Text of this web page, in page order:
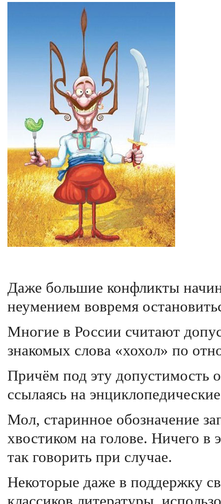
Даже большие конфликты
неумением вовремя
Многие в России считают
знакомых слова «хохол» по
Причём под эту допустимость
ссылаясь на
Мол, старинное обозначение
хвостиком на голове. Ничего в
так говорить при случае.
Некоторые даже в поддержку